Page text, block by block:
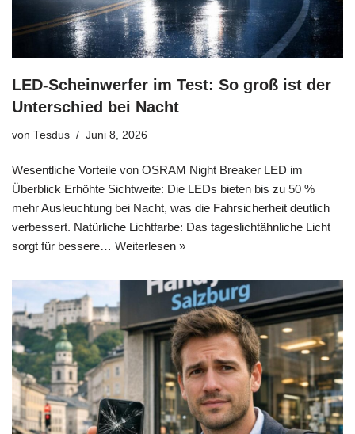
LED-Scheinwerfer im Test: So groß ist der
Unterschied bei Nacht
von Tesdus Juni 8, 2026
Wesentliche Vorteile von OSRAM Night Breaker LED im
Überblick Erhöhte Sichtweite: Die LEDs bieten bis zu 50 %
mehr Ausleuchtung bei Nacht, was die Fahrsicherheit deutlich
verbessert. Natürliche Lichtfarbe: Das tageslichtähnliche Licht
sorgt für bessere… Weiterlesen »